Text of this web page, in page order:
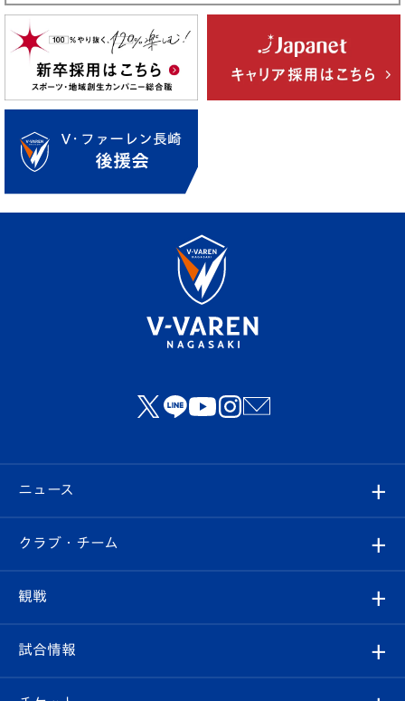
ニュース
すべて
クラブ
試合情報
クラブ・チーム
クラブ概要
観戦
観戦ルール
試合情報